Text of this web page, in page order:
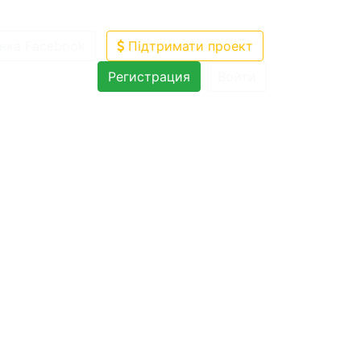
Підтримати проект
Регистрация